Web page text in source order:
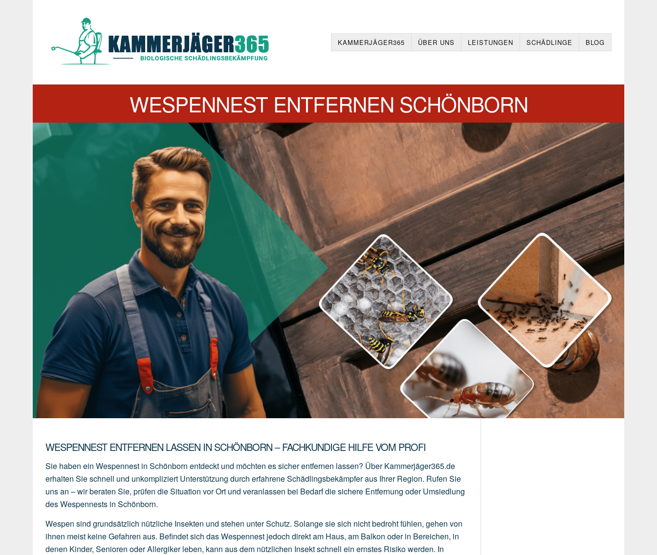
KAMMERJÄGER365 ÜBER UNS LEISTUNGEN SCHÄDLINGE BLOG
WESPENNEST ENTFERNEN SCHÖNBORN
WESPENNEST ENTFERNEN LASSEN IN SCHÖNBORN – FACHKUNDIGE HILFE VOM PROFI
Sie haben ein Wespennest in Schönborn entdeckt und möchten es sicher entfernen lassen? Über Kammerjäger365.de
erhalten Sie schnell und unkompliziert Unterstützung durch erfahrene Schädlingsbekämpfer aus Ihrer Region. Rufen Sie
uns an – wir beraten Sie, prüfen die Situation vor Ort und veranlassen bei Bedarf die sichere Entfernung oder Umsiedlung
des Wespennests in Schönborn.
Wespen sind grundsätzlich nützliche Insekten und stehen unter Schutz. Solange sie sich nicht bedroht fühlen, gehen von
ihnen meist keine Gefahren aus. Befindet sich das Wespennest jedoch direkt am Haus, am Balkon oder in Bereichen, in
denen Kinder, Senioren oder Allergiker leben, kann aus dem nützlichen Insekt schnell ein ernstes Risiko werden. In